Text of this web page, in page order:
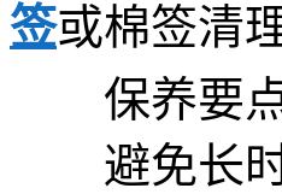
签或棉签清
保养要点
避免长时